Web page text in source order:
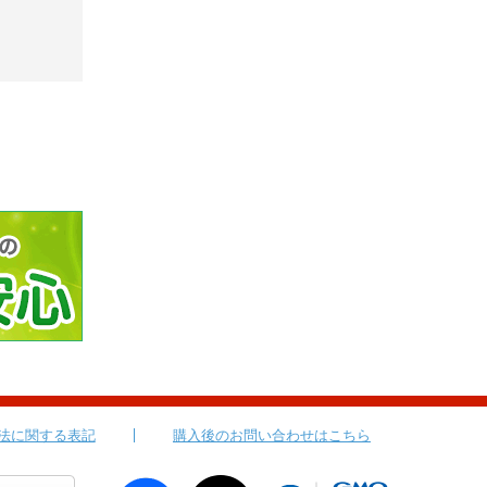
に関する表記 購入後のお問い合わせはこちら